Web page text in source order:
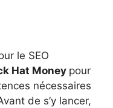
le SEO
Hat Money pour
nécessaires
de s’y lancer,